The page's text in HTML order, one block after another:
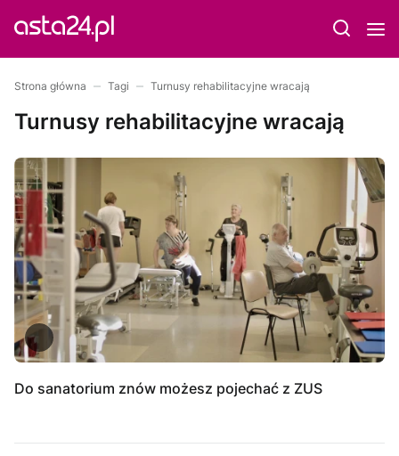
Strona główna Tagi Turnusy rehabilitacyjne wracają
Turnusy rehabilitacyjne wracają
Do sanatorium znów możesz pojechać z ZUS